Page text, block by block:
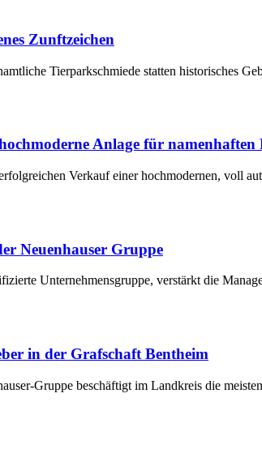
Zunftzeichen
Tierparkschmiede statten historisches
Anlage für namenhaften
Verkauf einer hochmodernen, voll
Neuenhauser Gruppe
Unternehmensgruppe, verstärkt die
in der Grafschaft Bentheim
Gruppe beschäftigt im Landkreis die